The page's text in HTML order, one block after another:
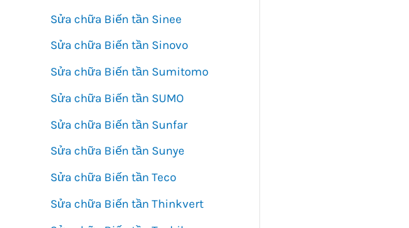
Sửa chữa Biến tần Sinee
Sửa chữa Biến tần Sinovo
Sửa chữa Biến tần Sumitomo
Sửa chữa Biến tần SUMO
Sửa chữa Biến tần Sunfar
Sửa chữa Biến tần Sunye
Sửa chữa Biến tần Teco
Sửa chữa Biến tần Thinkvert